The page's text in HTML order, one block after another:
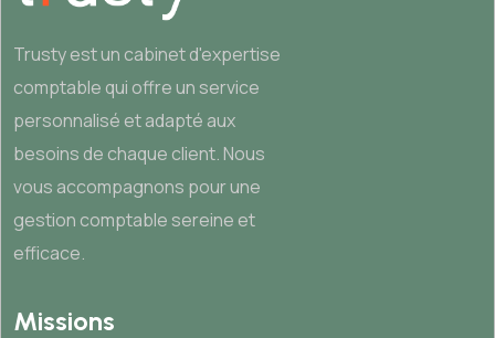
Trusty est un cabinet d'expertise
comptable qui offre un service
personnalisé et adapté aux
besoins de chaque client. Nous
vous accompagnons pour une
gestion comptable sereine et
efficace.
Missions